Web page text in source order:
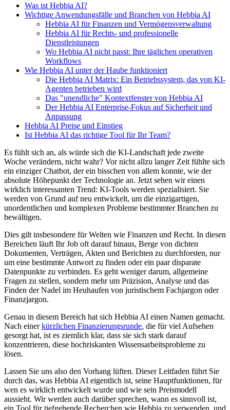
Was ist Hebbia AI?
Wichtige Anwendungsfälle und Branchen von Hebbia AI
Hebbia AI für Finanzen und Vermögensverwaltung
Hebbia AI für Rechts- und professionelle
Dienstleistungen
Wo Hebbia AI nicht passt: Ihre täglichen operativen
Workflows
Wie Hebbia AI unter der Haube funktioniert
Die Hebbia AI Matrix: Ein Betriebssystem, das von KI-
Agenten betrieben wird
Das "unendliche" Kontextfenster von Hebbia AI
Der Hebbia AI Enterprise-Fokus auf Sicherheit und
Anpassung
Hebbia AI Preise und Einstieg
Ist Hebbia AI das richtige Tool für Ihr Team?
Es fühlt sich an, als würde sich die KI-Landschaft jede zweite
Woche verändern, nicht wahr? Vor nicht allzu langer Zeit fühlte sich
ein einziger Chatbot, der ein bisschen von allem konnte, wie der
absolute Höhepunkt der Technologie an. Jetzt sehen wir einen
wirklich interessanten Trend: KI-Tools werden spezialisiert. Sie
werden von Grund auf neu entwickelt, um die einzigartigen,
unordentlichen und komplexen Probleme bestimmter Branchen zu
bewältigen.
Dies gilt insbesondere für Welten wie Finanzen und Recht. In diesen
Bereichen läuft Ihr Job oft darauf hinaus, Berge von dichten
Dokumenten, Verträgen, Akten und Berichten zu durchforsten, nur
um eine bestimmte Antwort zu finden oder ein paar disparate
Datenpunkte zu verbinden. Es geht weniger darum, allgemeine
Fragen zu stellen, sondern mehr um Präzision, Analyse und das
Finden der Nadel im Heuhaufen von juristischem Fachjargon oder
Finanzjargon.
Genau in diesem Bereich hat sich Hebbia AI einen Namen gemacht.
Nach einerkürzlichen Finanzierungsrunde, die für viel Aufsehen
gesorgt hat, ist es ziemlich klar, dass sie sich stark darauf
konzentrieren, diese hochriskanten Wissensarbeitsprobleme zu
lösen.
Lassen Sie uns also den Vorhang lüften. Dieser Leitfaden führt Sie
durch das, was Hebbia AI eigentlich ist, seine Hauptfunktionen, für
wen es wirklich entwickelt wurde und wie sein Preismodell
aussieht. Wir werden auch darüber sprechen, wann es sinnvoll ist,
ein Tool für tiefgehende Recherchen wie Hebbia zu verwenden, und